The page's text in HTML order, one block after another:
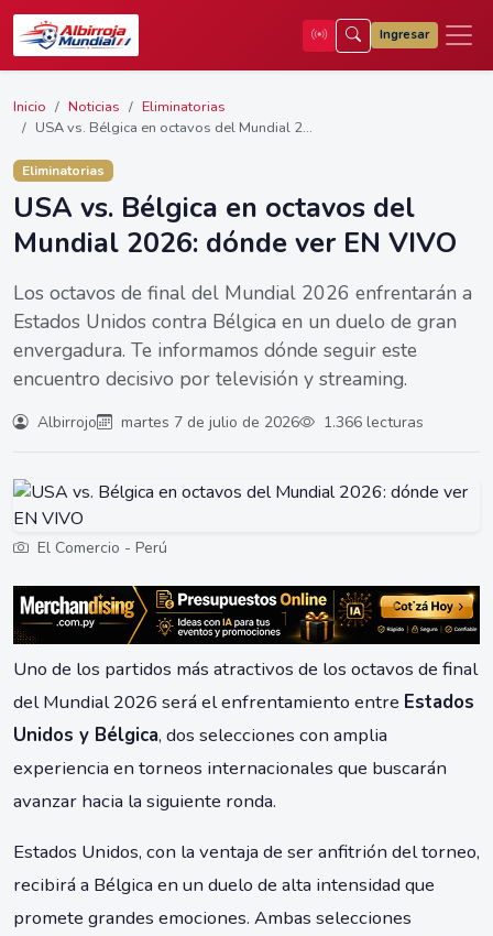
Ingresar
Inicio Noticias
Eliminatorias
USA vs. Bélgica en octavos del Mundial 2...
Eliminatorias
USA vs. Bélgica en octavos del
Mundial 2026: dónde ver EN VIVO
Los octavos de final del Mundial 2026 enfrentarán a
Estados Unidos contra Bélgica en un duelo de gran
envergadura. Te informamos dónde seguir este
encuentro decisivo por televisión y streaming.
Albirrojo martes 7 de julio de 2026 1.366 lecturas
El Comercio - Perú
Uno de los partidos más atractivos de los octavos de final
del Mundial 2026 será el enfrentamiento entre Estados
Unidos y Bélgica, dos selecciones con amplia
experiencia en torneos internacionales que buscarán
avanzar hacia la siguiente ronda.
Estados Unidos, con la ventaja de ser anfitrión del torneo,
recibirá a Bélgica en un duelo de alta intensidad que
promete grandes emociones. Ambas selecciones